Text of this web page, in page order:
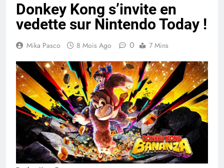
Donkey Kong s’invite en
vedette sur Nintendo Today !
Mika Pasco 8 Mois Ago 0 7 Mins